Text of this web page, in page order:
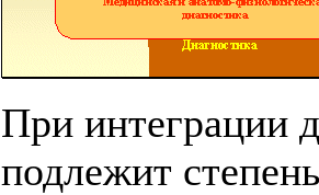
При интеграции
подлежит